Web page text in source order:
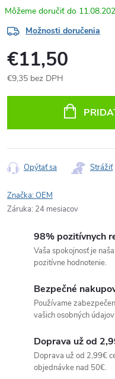
Možnosti doručenia
€11,50
€9,35 bez DPH
Opýtať sa Strážiť
Značka:OEM
Záruka: 24 mesiacov
98% pozitívnych
Vaša spokojnosť je
pozitívne hodnotenie.
Bezpečné
Používame
vašich osobných
Doprava už od
Doprava už od 2,99€
objednávke nad 50€.